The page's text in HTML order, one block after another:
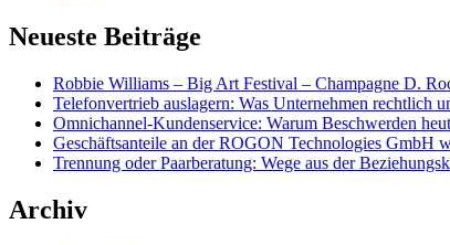
Neueste Beiträge
Robbie Williams – Big Art Festival – Champagne D.
Telefonvertrieb auslagern: Was Unternehmen rechtlich
Omnichannel-Kundenservice: Warum Beschwerden
Geschäftsanteile an der ROGON Technologies GmbH
Trennung oder Paarberatung: Wege aus der
Archiv